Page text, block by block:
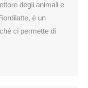
degli animali e
è un
ci permette di